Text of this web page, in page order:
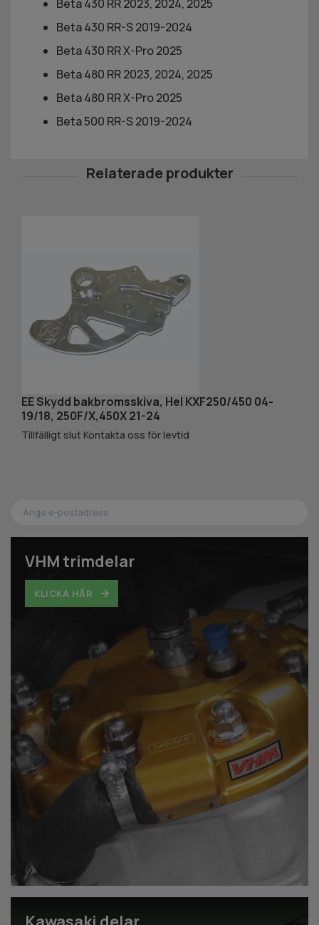
VHM trimdelar
KLICKA HÄR
Beta 430 RR 2023, 2024, 2025
Beta 430 RR-S 2019-2024
Beta 430 RR X-Pro2025
Beta 480 RR 2023, 2024, 2025
Beta 480 RR X-Pro 2025
Beta 500 RR-S2019-2024
EE Skydd bakbromsskiva, Hel KXF250/450 04-
19/18, 250F/X,450X 21-24
Tillfälligt slut Kontakta oss för levtid